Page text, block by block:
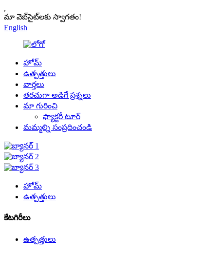
,
మా వెబ్‌సైట్‌లకు స్వాగతం!
English
హోమ్
ఉత్పత్తులు
వార్తలు
తరచుగా అడిగే ప్రశ్నలు
మా గురించి
ఫ్యాక్టరీ టూర్
మమ్మల్ని సంప్రదించండి
హోమ్
ఉత్పత్తులు
కేటగిరీలు
ఉత్పత్తులు